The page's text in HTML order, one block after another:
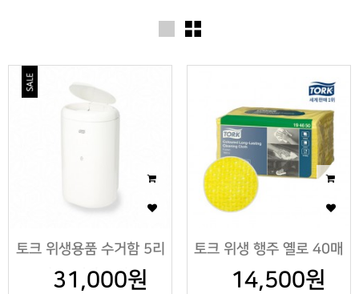
토크 위생용품 수거함 5리
터, 쓰레기통 겸용
31,000원
토크 위생 행주 옐로 40매
14,500원